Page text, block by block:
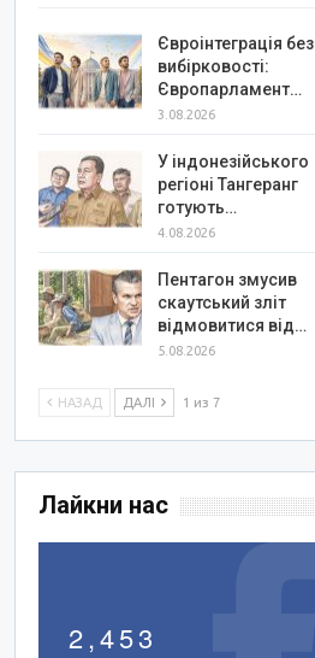
Євроінтеграція без
вибірковості:
Європарламент…
3.08.2026
У індонезійського
регіоні Тангеранг
готують…
4.08.2026
Пентагон змусив
скаутський зліт
відмовитися від…
5.08.2026
НАЗАД ДАЛІ 1 из 7
Лайкни нас
2,453